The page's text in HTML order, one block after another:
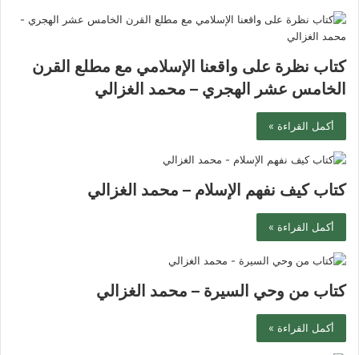
كتاب نظرة على واقعنا الإسلامي مع مطلع القرن
الخامس عشر الهجري – محمد الغزالي
أكمل القراءة »
كتاب ‫كيف نفهم الإسلام‬ – محمد الغزالي
أكمل القراءة »
كتاب من وحي السيرة – محمد الغزالي
أكمل القراءة »